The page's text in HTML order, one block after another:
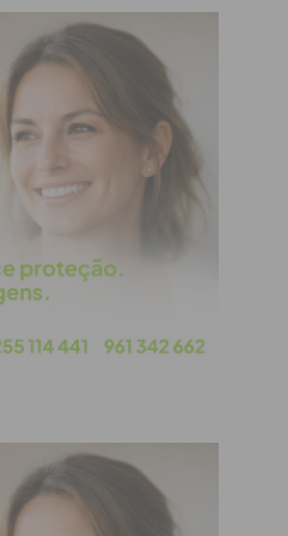
do ponto de vista
para as artes como
é errado porque sou ator
sempre foi assim que
que quem manda,
do teatro, que acolhe a
e plural, que
outras artes e isso faz
social”. “Se houvesse
ator e encenador.